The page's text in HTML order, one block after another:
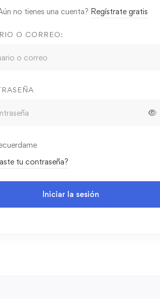
no tienes una cuenta? Regístrate gratis
O CORREO:
tu contraseña?
Iniciar la sesión